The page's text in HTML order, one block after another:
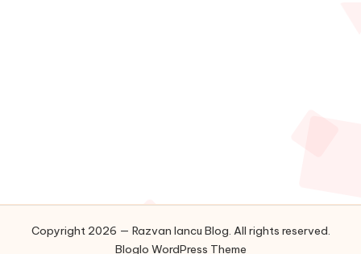
Copyright 2026 — Razvan Iancu Blog. All rights reserved.
Bloglo WordPress Theme